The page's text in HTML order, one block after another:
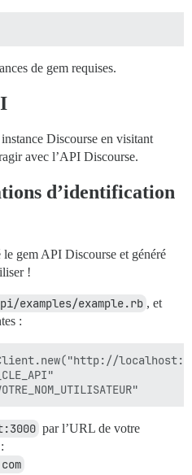
de gem requises.
Discourse en visitant
avec l’API Discourse.
d’identification
gem API Discourse et généré
!
examples/example.rb , et
:
par l’URL de votre